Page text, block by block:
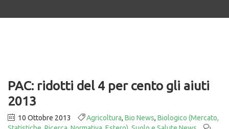
PAC: ridotti del 4 per cento gli aiuti
2013
10 Ottobre 2013 Agricoltura, Bio News, Biologico (Mercato,